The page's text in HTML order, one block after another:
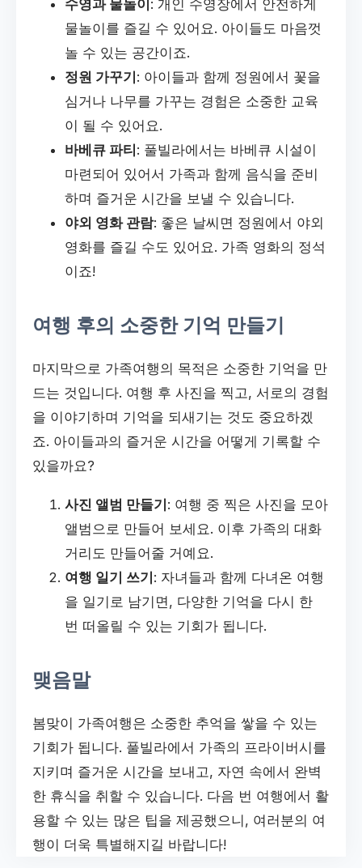
수영과 물놀이 : 개인 수영장에서 안전하게
물놀이를 즐길 수 있어요. 아이들도 마음껏
놀 수 있는 공간이죠.
정원 가꾸기 : 아이들과 함께 정원에서 꽃을
심거나 나무를 가꾸는 경험은 소중한 교육
이 될 수 있어요.
바베큐 파티 : 풀빌라에서는 바베큐 시설이
마련되어 있어서 가족과 함께 음식을 준비
하며 즐거운 시간을 보낼 수 있습니다.
야외 영화 관람: 좋은 날씨면 정원에서 야외
영화를 즐길 수도 있어요. 가족 영화의 정석
이죠!
여행 후의 소중한 기억 만들기
마지막으로 가족여행의 목적은 소중한 기억을 만
드는 것입니다. 여행 후 사진을 찍고, 서로의 경험
을 이야기하며 기억을 되새기는 것도 중요하겠
죠. 아이들과의 즐거운 시간을 어떻게 기록할 수
있을까요?
사진 앨범 만들기 : 여행 중 찍은 사진을 모아
앨범으로 만들어 보세요. 이후 가족의 대화
거리도 만들어줄 거예요.
여행 일기 쓰기 : 자녀들과 함께 다녀온 여행
을 일기로 남기면, 다양한 기억을 다시 한
번 떠올릴 수 있는 기회가 됩니다.
맺음말
봄맞이 가족여행은 소중한 추억을 쌓을 수 있는
기회가 됩니다. 풀빌라에서 가족의 프라이버시를
지키며 즐거운 시간을 보내고, 자연 속에서 완벽
한 휴식을 취할 수 있습니다. 다음 번 여행에서 활
용할 수 있는 많은 팁을 제공했으니, 여러분의 여
행이 더욱 특별해지길 바랍니다!